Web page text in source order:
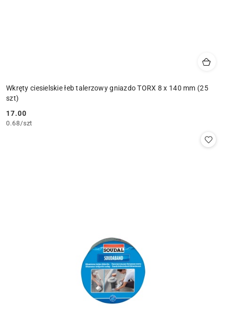
Wkręty ciesielskie łeb talerzowy gniazdo TORX 8 x 140 mm (25
szt)
Cena:
17.00
0.68/szt